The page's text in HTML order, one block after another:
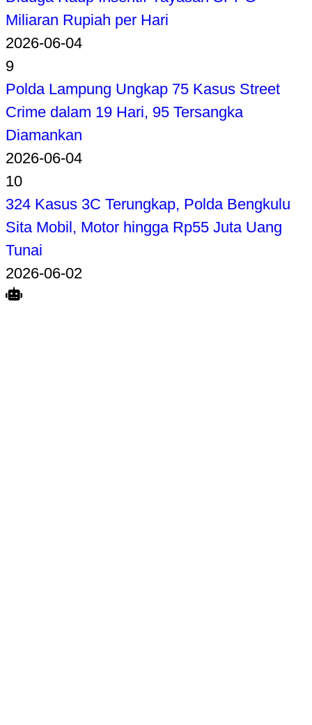
Miliaran Rupiah per Hari
2026-06-04
9
Polda Lampung Ungkap 75 Kasus Street
Crime dalam 19 Hari, 95 Tersangka
Diamankan
2026-06-04
10
324 Kasus 3C Terungkap, Polda Bengkulu
Sita Mobil, Motor hingga Rp55 Juta Uang
Tunai
2026-06-02